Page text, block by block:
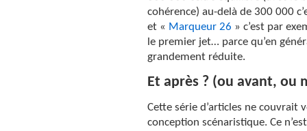
cohérence) au-delà de 300 000
et « Marqueur 26 » c’est par
le premier jet… parce qu’en
grandement réduite.
Et après ? (ou avant, ou
Cette série d’articles ne couvrait
conception scénaristique. Ce